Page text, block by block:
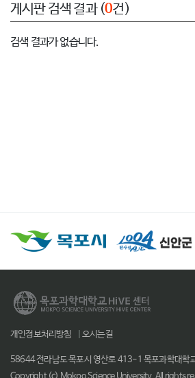
게시판 검색 결과 (0건)
검색 결과가 없습니다.
개인정보처리방침 |오시는길
58644 전라남도 목포시 영산로 413-1 목포과학대학